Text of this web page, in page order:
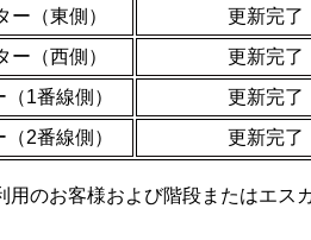
ー（東側）
更新完了
ー（西側）
更新完了
1番線側）
更新完了
2番線側）
更新完了
のお客様および階段またはエス